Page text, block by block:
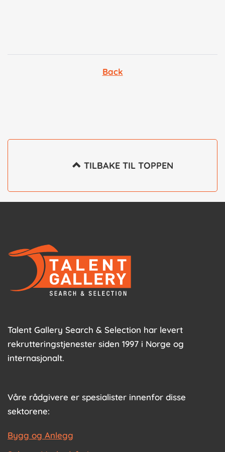
Back
TILBAKE TIL TOPPEN
Talent Gallery Search & Selection har levert
rekrutteringstjenester siden 1997 i Norge og
internasjonalt.
Våre rådgivere er spesialister innenfor disse
sektorene:
Bygg og Anlegg